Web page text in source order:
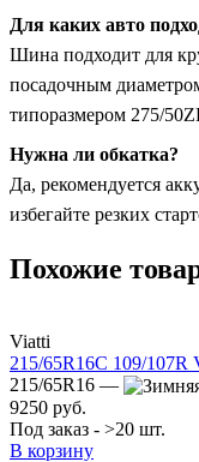
Для каких авто
Шина подходит для
посадочным
типоразмером 275/
Нужна ли обкатка?
Да, рекомендуется
избегайте резких
Похожие
Viatti
215/65R16C 109/
215/65R16 —
9250 руб.
Под заказ - >20 шт.
В корзину